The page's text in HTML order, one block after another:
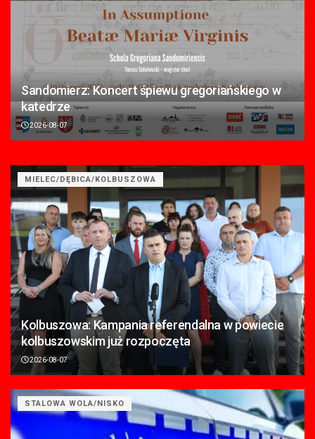
Sandomierz: Koncert śpiewu gregoriańskiego w
katedrze
2026-08-07
MIELEC/DĘBICA/KOLBUSZOWA
Kolbuszowa: Kampania referendalna w powiecie
kolbuszowskim już rozpoczęta
2026-08-07
STALOWA WOLA/NISKO